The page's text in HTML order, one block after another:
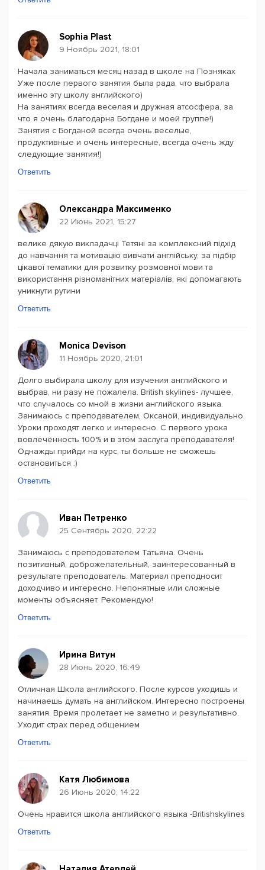
Sophia Plast
9 Ноябрь 2021, 18:01
Начала заниматься месяц назад в школе на Позняках
Уже после первого занятия была рада, что выбрала
именно эту школу английского)
На занятиях всегда веселая и дружная атсосфера, за
что я очень благодарна Богдане и моей группе!)
Занятия с Богданой всегда очень веселые,
продуктивные и очень интересные, всегда очень жду
следующие занятия!)
Ответить
Олександра Максименко
22 Июнь 2021, 15:27
велике дякую викладачці Тетяні за комплексний підхід
до навчання та мотивацію вивчати англійську, за підбір
цікавої тематики для розвитку розмовної мови та
використання різноманітних матеріалів, які допомагають
уникнути рутини
Ответить
Monica Devison
11 Ноябрь 2020, 21:01
Долго выбирала школу для изучения английского и
выбрав, ни разу не пожалела. British skylines- лучшее,
что случалось со мной в жизни английского языка.
Занимаюсь с преподавателем, Оксаной, индивидуально.
Уроки проходят легко и интересно. С первого урока
вовлечённость 100% и в этом заслуга преподавателя!
Однажды прийди на курс, ты больше не сможешь
остановиться :)
Ответить
Иван Петренко
25 Сентябрь 2020, 22:22
Занимаюсь с преподователем Татьяна. Очень
позитивный, доброжелательный, заинтересованный в
результате преподователь. Материал преподносит
доходчиво и интересно. Непонятные или сложные
моменты объясняет. Рекомендую!
Ответить
Ирина Витун
28 Июнь 2020, 16:49
Отличная Школа английского. После курсов уходишь и
начинаешь думать на английском. Интересно построены
занятия. Время пролетает не заметно и результативно.
Уходит страх перед общением
Ответить
Катя Любимова
26 Июнь 2020, 14:22
Очень нравится школа английского языка -Britishskylines
Ответить